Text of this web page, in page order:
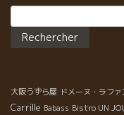
大阪うずら屋 ドメーヌ・ラフ
Carrille Babass Bistro UN